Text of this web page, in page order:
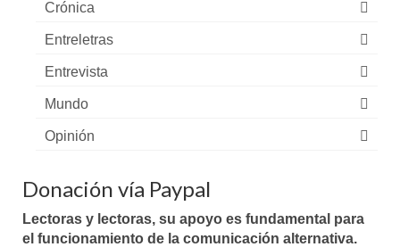
Crónica
Entreletras
Entrevista
Mundo
Opinión
Donación vía Paypal
Lectoras y lectoras, su apoyo es fundamental para
el funcionamiento de la comunicación alternativa.